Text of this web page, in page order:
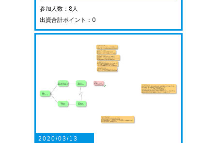
参加人数：8人
出資合計ポイント：0
2020/03/13